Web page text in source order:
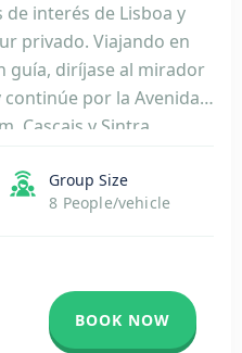
interés de Lisboa y
privado. Viajando en
guía, diríjase al mirador
continúe por la Avenida
Cascais y Sintra.
Group Size
8 People/vehicle
BOOK NOW